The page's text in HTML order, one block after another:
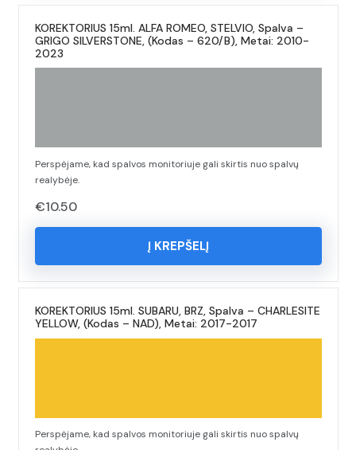
KOREKTORIUS 15ml. ALFA ROMEO, STELVIO, Spalva –
GRIGO SILVERSTONE, (Kodas – 620/B), Metai: 2010-
2023
Perspėjame, kad spalvos monitoriuje gali skirtis nuo spalvų
realybėje.
€10.50
Į KREPŠELĮ
KOREKTORIUS 15ml. SUBARU, BRZ, Spalva – CHARLESITE
YELLOW, (Kodas – NAD), Metai: 2017-2017
Perspėjame, kad spalvos monitoriuje gali skirtis nuo spalvų